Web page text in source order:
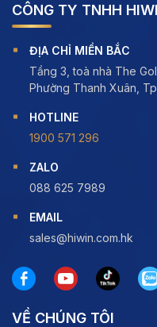
CÔNG TY TNHH
ĐỊA CHỈ MIỀN BẮC
Tầng 3, toà nhà The
Phường Thanh Xuân,
HOTLINE
1900 571 296
ZALO
088 625 7989
EMAIL
sales@hiwin.com.hk
VỀ CHÚNG TÔI